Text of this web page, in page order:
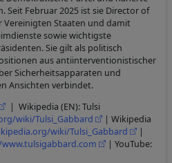
Seit Februar 2025 ist sie Director of
Vereinigten Staaten und damit
sowie wichtigste
Sie gilt als politisch
aus antiinterventionistischer
Sicherheitsapparaten und
Ansichten verbindet.
| Wikipedia (EN): Tulsi
wiki/Tulsi_Gabbard
| Wikipedia
wiki/Tulsi_Gabbard
|
| YouTube: